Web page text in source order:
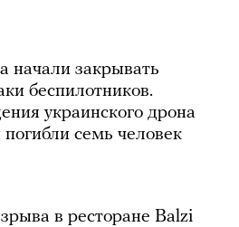
начали закрывать
беспилотников.
украинского дрона
семь человек
в ресторане Balzi